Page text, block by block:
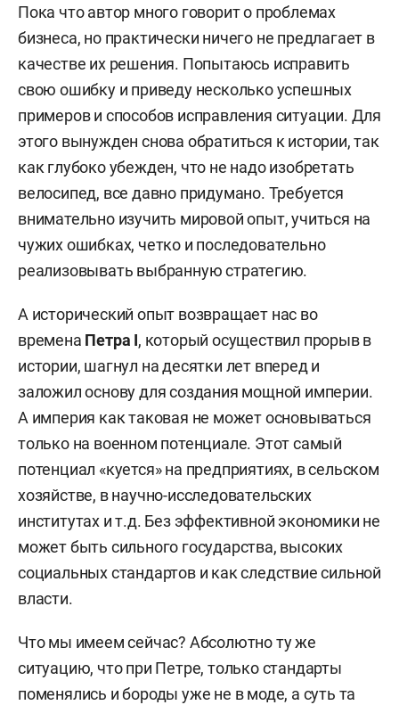
Пока что автор много говорит о проблемах
бизнеса, но практически ничего не предлагает в
качестве их решения. Попытаюсь исправить
свою ошибку и приведу несколько успешных
примеров и способов исправления ситуации. Для
этого вынужден снова обратиться к истории, так
как глубоко убежден, что не надо изобретать
велосипед, все давно придумано. Требуется
внимательно изучить мировой опыт, учиться на
чужих ошибках, четко и последовательно
реализовывать выбранную стратегию.
А исторический опыт возвращает нас во
времена Петра I, который осуществил прорыв в
истории, шагнул на десятки лет вперед и
заложил основу для создания мощной империи.
А империя как таковая не может основываться
только на военном потенциале. Этот самый
потенциал «куется» на предприятиях, в сельском
хозяйстве, в научно-исследовательских
институтах и т.д. Без эффективной экономики не
может быть сильного государства, высоких
социальных стандартов и как следствие сильной
власти.
Что мы имеем сейчас? Абсолютно ту же
ситуацию, что при Петре, только стандарты
поменялись и бороды уже не в моде, а суть та